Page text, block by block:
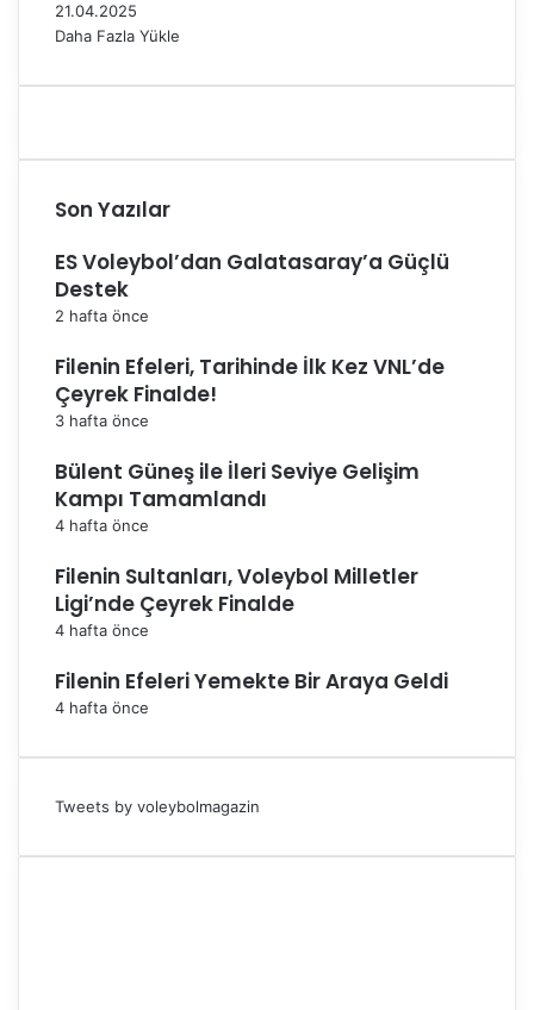
21.04.2025
Daha Fazla Yükle
Son Yazılar
ES Voleybol’dan Galatasaray’a Güçlü
Destek
2 hafta önce
Filenin Efeleri, Tarihinde İlk Kez VNL’de
Çeyrek Finalde!
3 hafta önce
Bülent Güneş ile İleri Seviye Gelişim
Kampı Tamamlandı
4 hafta önce
Filenin Sultanları, Voleybol Milletler
Ligi’nde Çeyrek Finalde
4 hafta önce
Filenin Efeleri Yemekte Bir Araya Geldi
4 hafta önce
Tweets by voleybolmagazin